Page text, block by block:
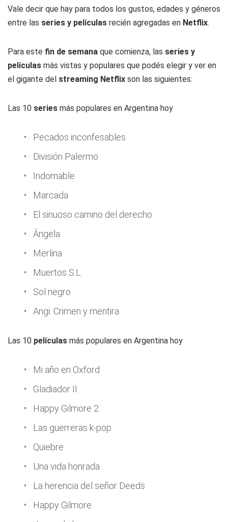
Vale decir que hay para todos los gustos, edades y géneros
entre las series y películas recién agregadas en Netflix.
Para este fin de semana que comienza, las series y
películas más vistas y populares que podés elegir y ver en
el gigante del streaming Netflix son las siguientes:
Las 10 series más populares en Argentina hoy
Pecados inconfesables
División Palermo
Indomable
Marcada
El sinuoso camino del derecho
Ángela
Merlina
Muertos S.L.
Sol negro
Angi: Crimen y mentira
Las 10 películas más populares en Argentina hoy
Mi año en Oxford
Gladiador II
Happy Gilmore 2
Las guerreras k-pop
Quiebre
Una vida honrada
La herencia del señor Deeds
Happy Gilmore